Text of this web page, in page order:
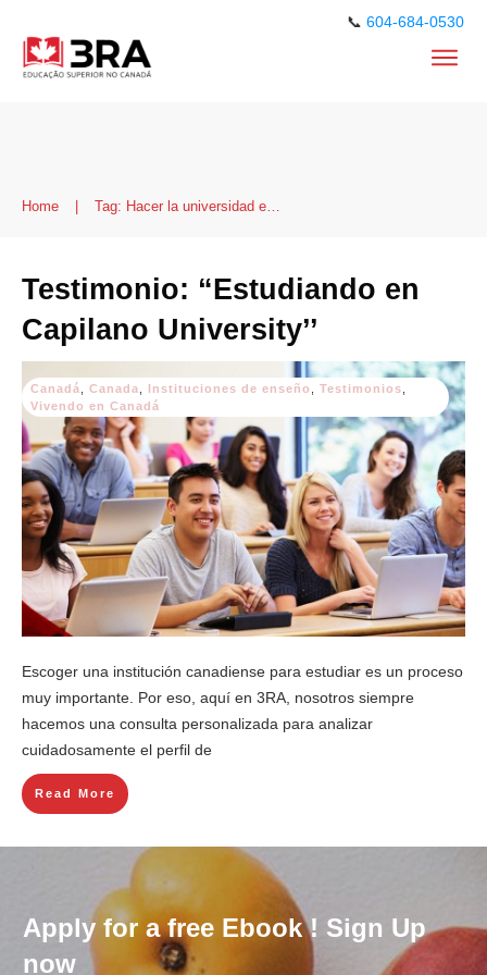
📞 604-684-0530
Home |
Testimonio: “Estudiando en
Capilano University’’
Canadá Canada Instituciones de enseño Testimonios
Vivendo en Canadá
Escoger una institución canadiense para estudiar es un proceso
muy importante. Por eso, aquí en 3RA, nosotros siempre
hacemos una consulta personalizada para analizar
cuidadosamente el perfil de
Read More
Apply for a free Ebook ! Sign Up
now